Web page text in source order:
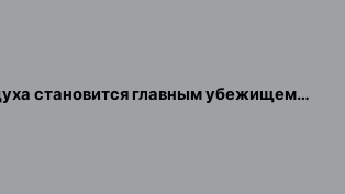
становится главным убежищем…